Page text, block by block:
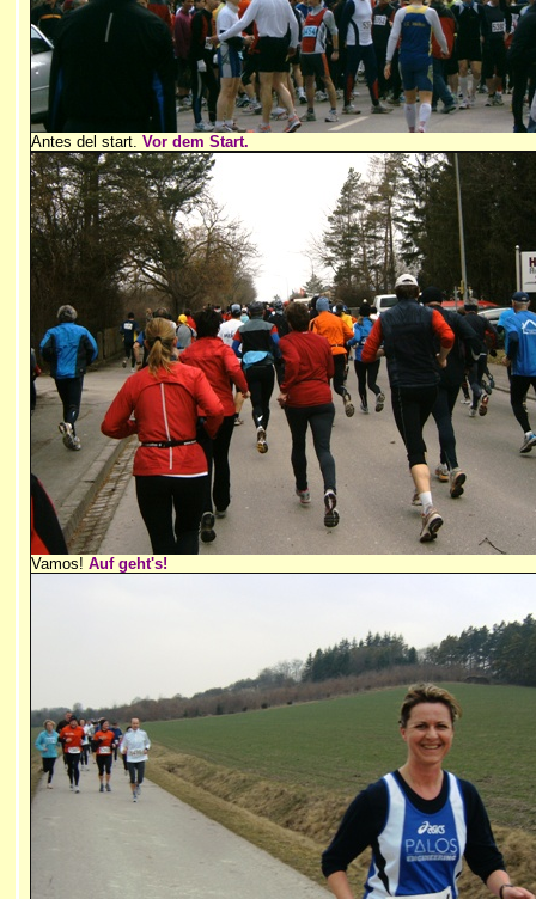
Antes del start. Vor dem Start.
Vamos! Auf geht's!